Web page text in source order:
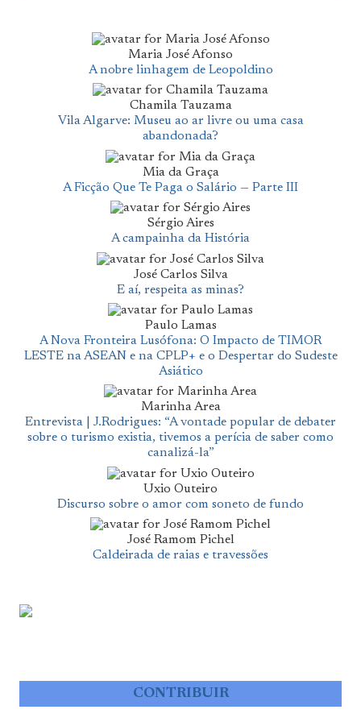
Maria José Afonso
A nobre linhagem de Leopoldino
Chamila Tauzama
Vila Algarve: Museu ao ar livre ou uma casa
abandonada?
Mia da Graça
A Ficção Que Te Paga o Salário — Parte III
Sérgio Aires
A campainha da História
José Carlos Silva
E aí, respeita as minas?
Paulo Lamas
A Nova Fronteira Lusófona: O Impacto de TIMOR
LESTE na ASEAN e na CPLP+ e o Despertar do Sudeste
Asiático
Marinha Area
Entrevista | J.Rodrigues: “A vontade popular de debater
sobre o turismo existia, tivemos a perícia de saber como
canalizá-la”
Uxio Outeiro
Discurso sobre o amor com soneto de fundo
José Ramom Pichel
Caldeirada de raias e travessões
CONTRIBUIR